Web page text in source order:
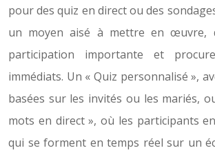
pour des quiz en direct ou des
un moyen aisé à mettre en œuvre,
participation importante et
immédiats. Un « Quiz personnalisé »,
basées sur les invités ou les mariés,
mots en direct », où les participants
qui se forment en temps réel sur un